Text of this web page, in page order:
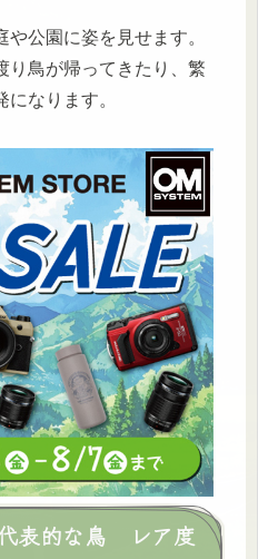
公園に姿を見せます。
り鳥が帰ってきたり、繁
なります。
表的な鳥 レア度